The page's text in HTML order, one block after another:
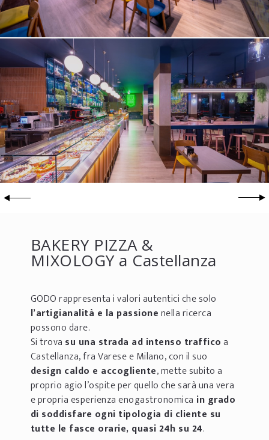
BAKERY PIZZA &
MIXOLOGY a Castellanza
GODO rappresenta i valori autentici che solo
l’artigianalità e la passionenella ricerca
possono dare.
Si trova su una strada ad intenso trafficoa
Castellanza, fra Varese e Milano, con il suo
design caldo e accogliente, mette subito a
proprio agio l’ospite per quello che sarà una vera
e propria esperienza enogastronomica in grado
di soddisfare ogni tipologia di cliente su
tutte le fasce orarie, quasi 24h su 24.